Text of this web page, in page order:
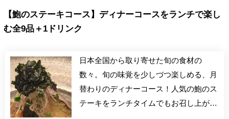
【鮑のステーキコース】ディナーコースをランチで楽し
む全9品＋1ドリンク
日本全国から取り寄せた旬の食材の
数々。旬の味覚を少しづつ楽しめる、月
替わりのディナーコース！人気の鮑のス
テーキをランチタイムでもお召し上がり